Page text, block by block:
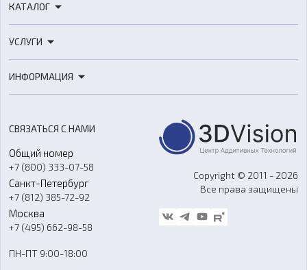
КАТАЛОГ
3D-сканеры
Расходные материалы
Оборудование и материалы для вакуумного литья
Аксессуары и прочее оборудование
Программное обеспечение
УСЛУГИ
3D-моделирование
Ремонт и услуги
ИНФОРМАЦИЯ
О компании
Контакты
Гос. закупки
Стать дилером
Блог
СВЯЗАТЬСЯ С НАМИ
Общий номер
+7 (800) 333-07-58
Санкт-Петербург
+7 (812) 385-72-92
Москва
+7 (495) 662-98-58
ПН-ПТ 9:00-18:00
Copyright © 2011 - 2026
Все права защищены